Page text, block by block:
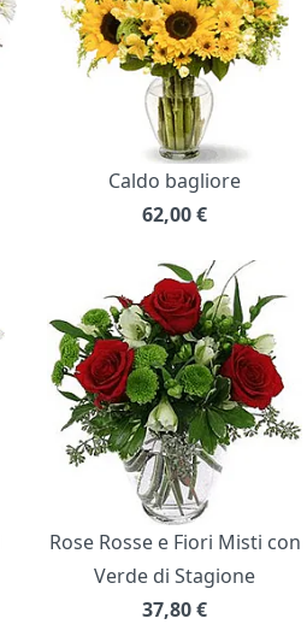
Caldo bagliore
62,00€
Rose Rosse e Fiori Misti con
Verde di Stagione
37,80€